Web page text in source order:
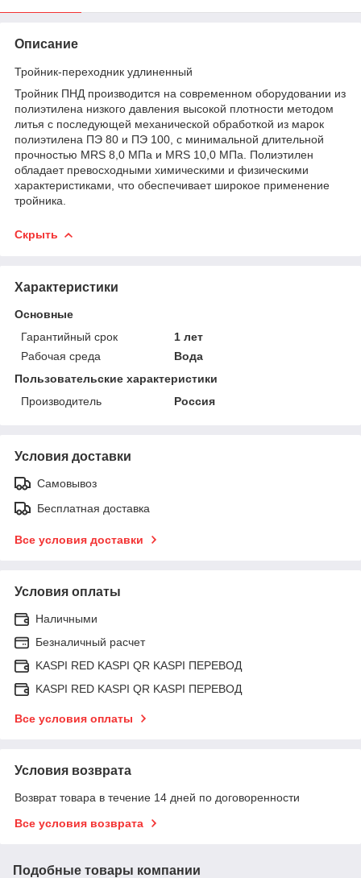
Описание
Тройник-переходник удлиненный
Тройник ПНД производится на современном оборудовании из
полиэтилена низкого давления высокой плотности методом
литья с последующей механической обработкой из марок
полиэтилена ПЭ 80 и ПЭ 100, с минимальной длительной
прочностью MRS 8,0 МПа и MRS 10,0 МПа. Полиэтилен
обладает превосходными химическими и физическими
характеристиками, что обеспечивает широкое применение
тройника.
Скрыть
Характеристики
Основные
Гарантийный срок
1 лет
Рабочая среда
Вода
Пользовательские характеристики
Производитель
Россия
Условия доставки
Самовывоз
Бесплатная доставка
Все условия доставки
Условия оплаты
Наличными
Безналичный расчет
KASPI RED KASPI QR KASPI ПЕРЕВОД
KASPI RED KASPI QR KASPI ПЕРЕВОД
Все условия оплаты
Условия возврата
Возврат товара в течение 14 дней по договоренности
Все условия возврата
Подобные товары компании